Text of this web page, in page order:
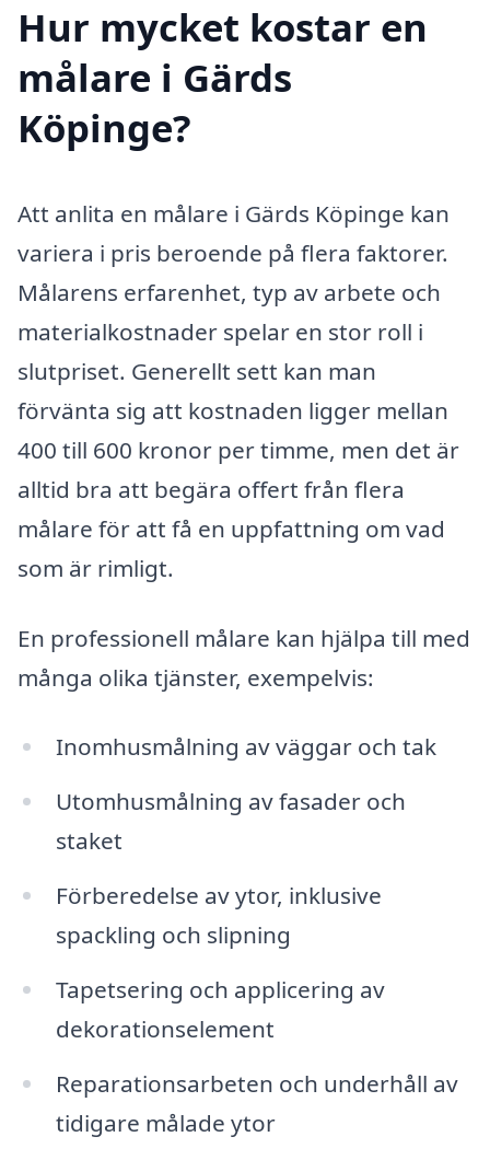
Hur mycket kostar en
målare i Gärds
Köpinge?
Att anlita en målare i Gärds Köpinge kan
variera i pris beroende på flera faktorer.
Målarens erfarenhet, typ av arbete och
materialkostnader spelar en stor roll i
slutpriset. Generellt sett kan man
förvänta sig att kostnaden ligger mellan
400 till 600 kronor per timme, men det är
alltid bra att begära offert från flera
målare för att få en uppfattning om vad
som är rimligt.
En professionell målare kan hjälpa till med
många olika tjänster, exempelvis:
Inomhusmålning av väggar och tak
Utomhusmålning av fasader och
staket
Förberedelse av ytor, inklusive
spackling och slipning
Tapetsering och applicering av
dekorationselement
Reparationsarbeten och underhåll av
tidigare målade ytor